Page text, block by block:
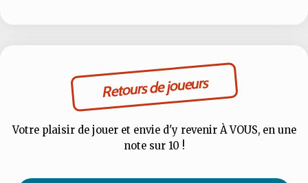
Retours de joueurs
Votre plaisir de jouer et envie d'y revenir À VOUS, en une
note sur 10 !